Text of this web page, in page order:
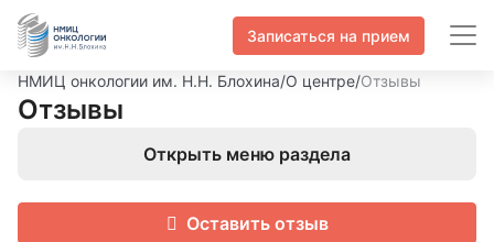
Записаться на прием
НМИЦ онкологии им. Н.Н. Блохина/О центре/Отзывы
Отзывы
Открыть меню раздела
Оставить отзыв